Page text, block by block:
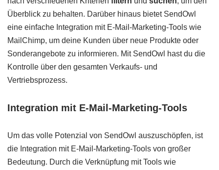
Überblick zu behalten. Darüber hinaus bietet SendOwl
eine einfache Integration mit E-Mail-Marketing-Tools wie
MailChimp, um deine Kunden über neue Produkte oder
Sonderangebote zu informieren. Mit SendOwl hast du die
Kontrolle über den gesamten Verkaufs- und
Vertriebsprozess.
Integration mit E-Mail-Marketing-Tools
Um das volle Potenzial von SendOwl auszuschöpfen, ist
die Integration mit E-Mail-Marketing-Tools von großer
Bedeutung. Durch die Verknüpfung mit Tools wie